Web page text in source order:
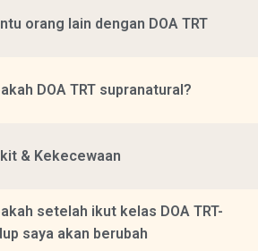
orang lain dengan DOA TRT
DOA TRT supranatural?
& Kekecewaan
setelah ikut kelas DOA TRT-
saya akan berubah